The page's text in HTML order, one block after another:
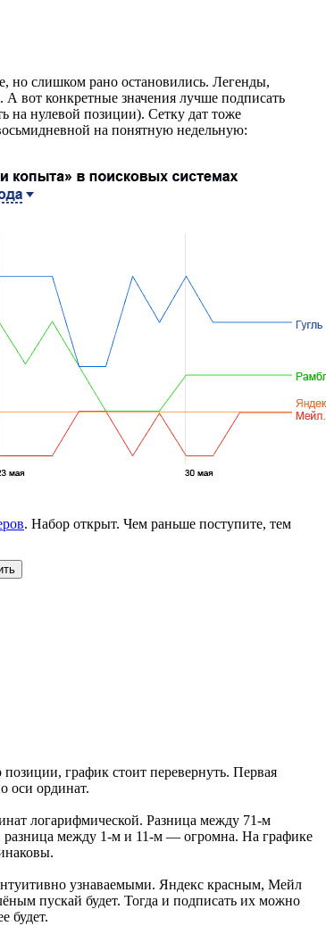
но слишком рано остановились. Легенды,
вот конкретные значения лучше подписать
на нулевой позиции). Сетку дат тоже
на понятную недельную:
. Набор открыт. Чем раньше поступите, тем
график стоит перевернуть. Первая
оси ординат.
логарифмической. Разница между 71-м
разница между 1-м и 11-м — огромна. На графике
узнаваемыми. Яндекс красным, Мейл
пускай будет. Тогда и подписать их можно
будет.